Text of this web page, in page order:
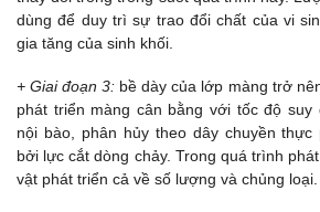
dùng để duy trì sự trao đổi chất của vi
gia tăng của sinh khối.
+ Giai đoạn 3: bề dày của lớp màng trở
phát triển màng cân bằng với tốc độ
nội bào, phân hủy theo dây chuyền
bởi lực cắt dòng chảy. Trong quá trình
vật phát triển cả về số lượng và chủng loại.